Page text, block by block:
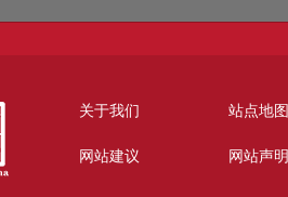
关于我们 站点地图
网站建议 网站声明